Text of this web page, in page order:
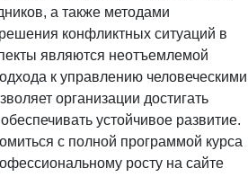
а также методами
конфликтных ситуаций в
являются неотъемлемой
к управлению человеческими
организации достигать
устойчивое развитие.
с полной программой курса
росту на сайте